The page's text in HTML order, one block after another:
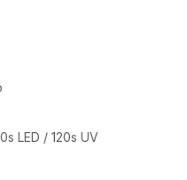
LED / 120s UV